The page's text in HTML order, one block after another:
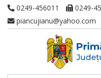
0249-456011
0249-
piancujianu@yahoo.com